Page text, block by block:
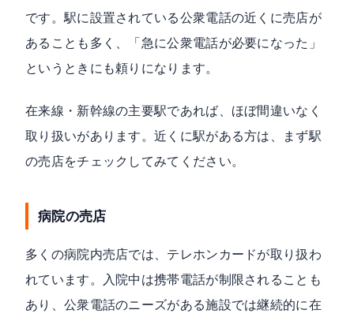
です。駅に設置されている公衆電話の近くに売店が
あることも多く、「急に公衆電話が必要になった」
というときにも頼りになります。
在来線・新幹線の主要駅であれば、ほぼ間違いなく
取り扱いがあります。近くに駅がある方は、まず駅
の売店をチェックしてみてください。
病院の売店
多くの病院内売店では、テレホンカードが取り扱わ
れています。入院中は携帯電話が制限されることも
あり、公衆電話のニーズがある施設では継続的に在